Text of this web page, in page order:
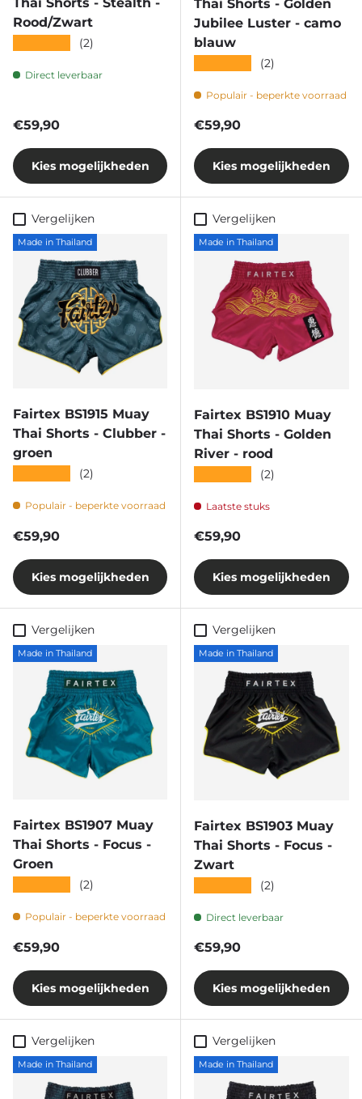
Thai Shorts - Stealth -
Rood/Zwart
(2)
Direct leverbaar
Reguliere prijs
€59,90
Kies mogelijkheden
Thai Shorts - Golden
Jubilee Luster - camo
blauw
(2)
Populair - beperkte voorraad
Reguliere prijs
€59,90
Kies mogelijkheden
Vergelijken
Made in Thailand
Fairtex BS1915 Muay
Thai Shorts - Clubber -
groen
(2)
Populair - beperkte voorraad
Reguliere prijs
€59,90
Kies mogelijkheden
Vergelijken
Made in Thailand
Fairtex BS1910 Muay
Thai Shorts - Golden
River - rood
(2)
Laatste stuks
Reguliere prijs
€59,90
Kies mogelijkheden
Vergelijken
Made in Thailand
Fairtex BS1907 Muay
Thai Shorts - Focus -
Groen
(2)
Populair - beperkte voorraad
Reguliere prijs
€59,90
Kies mogelijkheden
Vergelijken
Made in Thailand
Fairtex BS1903 Muay
Thai Shorts - Focus -
Zwart
(2)
Direct leverbaar
Reguliere prijs
€59,90
Kies mogelijkheden
Vergelijken
Made in Thailand
Vergelijken
Made in Thailand